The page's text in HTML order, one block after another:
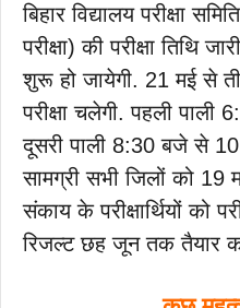
बिहार विद्यालय परीक्षा
परीक्षा) की परीक्षा तिथि
शुरू हो जायेगी. 21 मई से
परीक्षा चलेगी. पहली
दूसरी पाली 8:30 बजे से
सामग्री सभी जिलों को 19
संकाय के परीक्षार्थियों को
रिजल्ट छह जून तक तैयार